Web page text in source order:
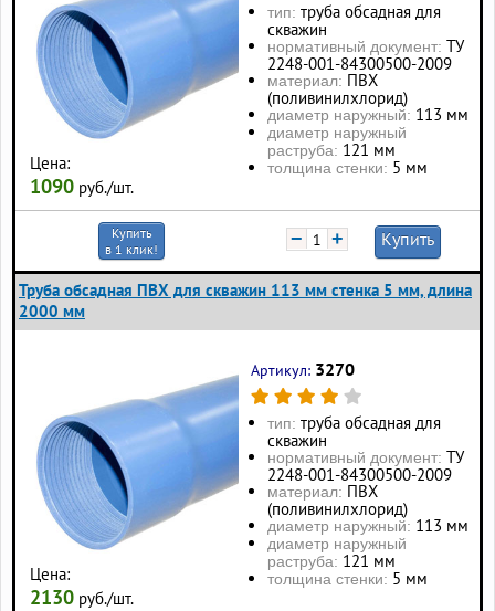
Цена:
1090 руб./шт.
тип: труба обсадная для
скважин
нормативный документ: ТУ
2248-001-84300500-2009
материал: ПВХ
(поливинилхлорид)
диаметр наружный: 113 мм
диаметр наружный
раструба: 121 мм
толщина стенки: 5 мм
Купить
в 1 клик!
− + Купить
Труба обсадная ПВХ для скважин 113 мм стенка 5 мм, длина
2000 мм
Цена:
2130 руб./шт.
Артикул: 3270
тип: труба обсадная для
скважин
нормативный документ: ТУ
2248-001-84300500-2009
материал: ПВХ
(поливинилхлорид)
диаметр наружный: 113 мм
диаметр наружный
раструба: 121 мм
толщина стенки: 5 мм